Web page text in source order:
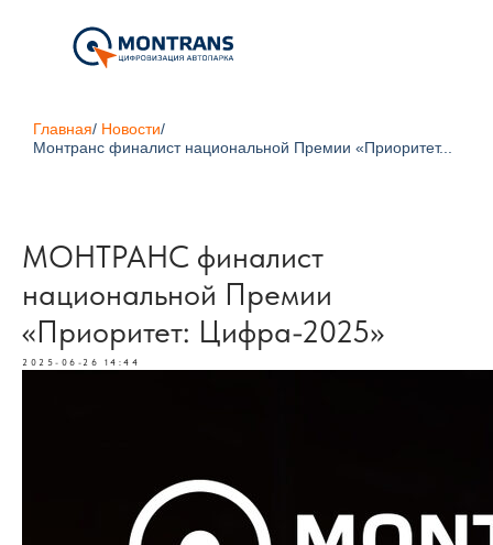
Главная/ Новости/
Монтранс финалист национальной Премии «Приоритет...
МОНТРАНС финалист
национальной Премии
«Приоритет: Цифра-2025»
2025-06-26 14:44